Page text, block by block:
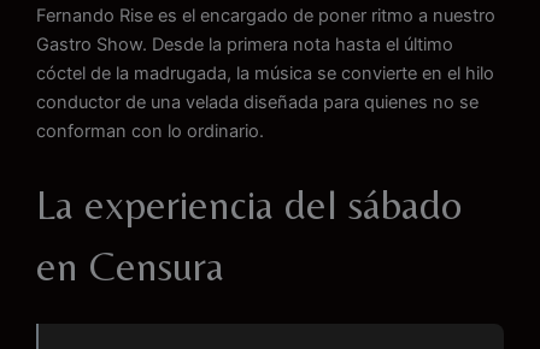
Fernando Rise es el encargado de poner ritmo a nuestro
Gastro Show. Desde la primera nota hasta el último
cóctel de la madrugada, la música se convierte en el hilo
conductor de una velada diseñada para quienes no se
conforman con lo ordinario.
La experiencia del sábado
en Censura